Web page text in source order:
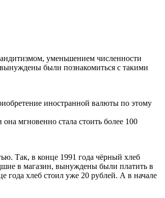
уменьшением численности
были познакомиться с такими
иностранной валюты по этому
мгновенно стала стоить более 100
Так, в конце 1991 года чёрный хлеб
в магазин, вынуждены были платить в
года хлеб стоил уже 20 рублей. А в начале